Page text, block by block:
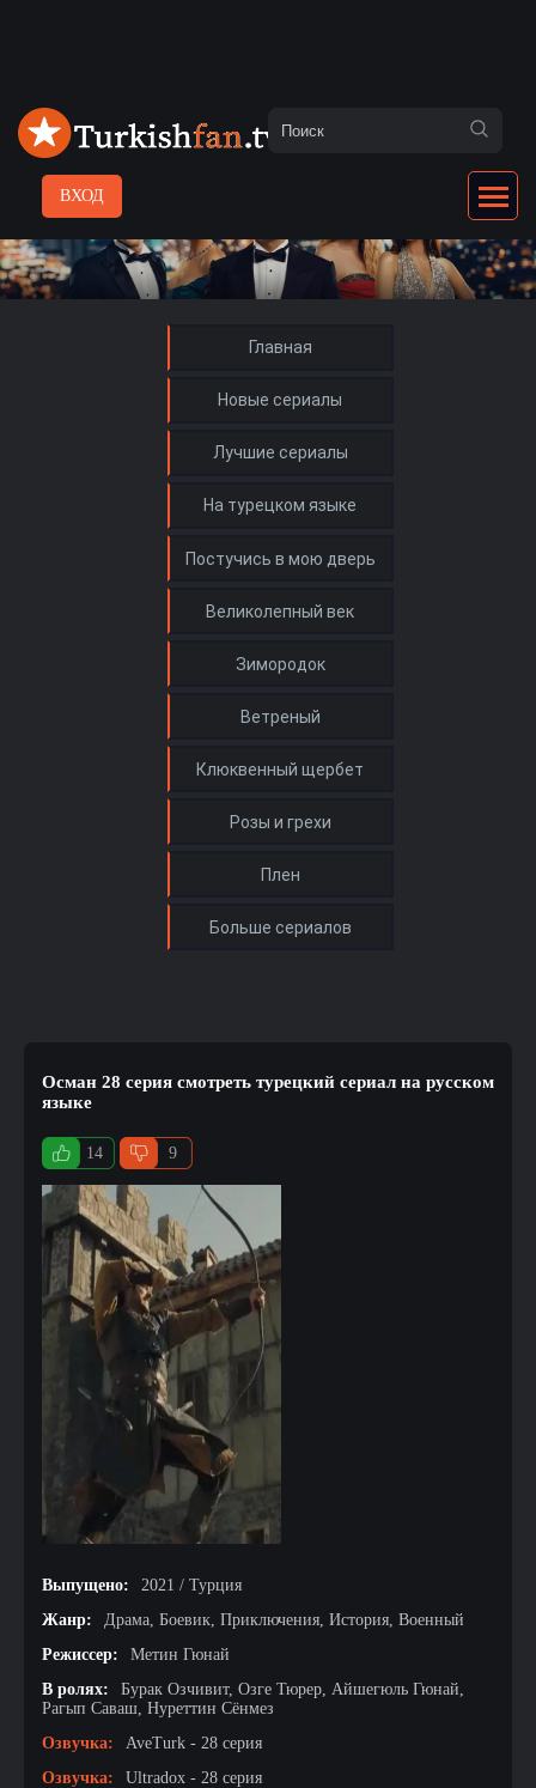
ВХОД
Главная
Новые сериалы
Лучшие сериалы
На турецком языке
Осман 28 серия смотреть турецкий сериал на русском
языке
14 9
Выпущено:
2021 / Турция
Жанр:
Драма, Боевик, Приключения, История, Военный
Режиссер:
Метин Гюнай
В ролях:
Бурак Озчивит, Озге Тюрер, Айшегюль Гюнай,
Рагып Саваш, Нуреттин Сёнмез
Озвучка:
AveTurk - 28 серия
Озвучка:
Ultradox - 28 серия